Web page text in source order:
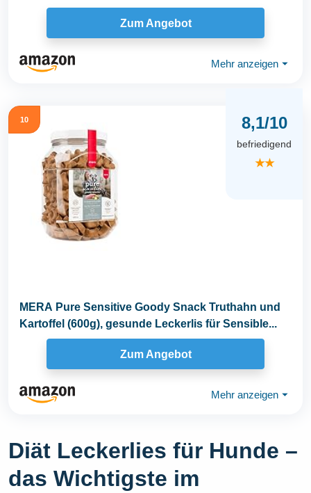
Zum Angebot
Mehr anzeigen ⏷
10 8,1/10
befriedigend
★★
MERA Pure Sensitive Goody Snack Truthahn und
Kartoffel (600g), gesunde Leckerlis für Sensible...
Zum Angebot
Mehr anzeigen ⏷
Diät Leckerlies für Hunde –
das Wichtigste im